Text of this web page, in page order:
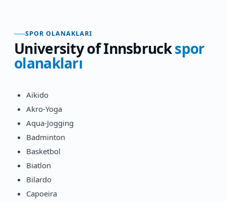
SPOR OLANAKLARI
University of Innsbruckspor
olanakları
Aikido
Akro-Yoga
Aqua-Jogging
Badminton
Basketbol
Biatlon
Bilardo
Capoeira